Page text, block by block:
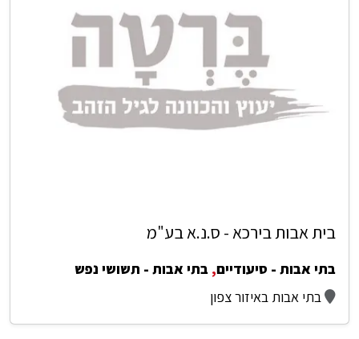
בית אבות בירכא - ס.נ.א בע"מ
בתי אבות - סיעודיים, בתי אבות - תשושי נפש
בתי אבות באיזור צפון